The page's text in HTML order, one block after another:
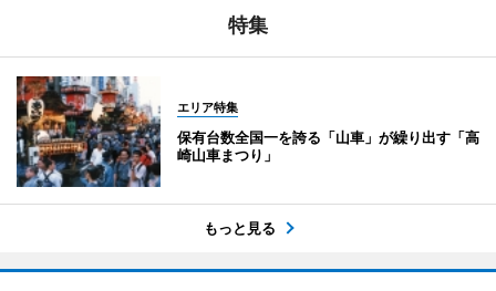
特集
エリア特集
保有台数全国一を誇る「山車」が繰り出す「高
崎山車まつり」
もっと見る